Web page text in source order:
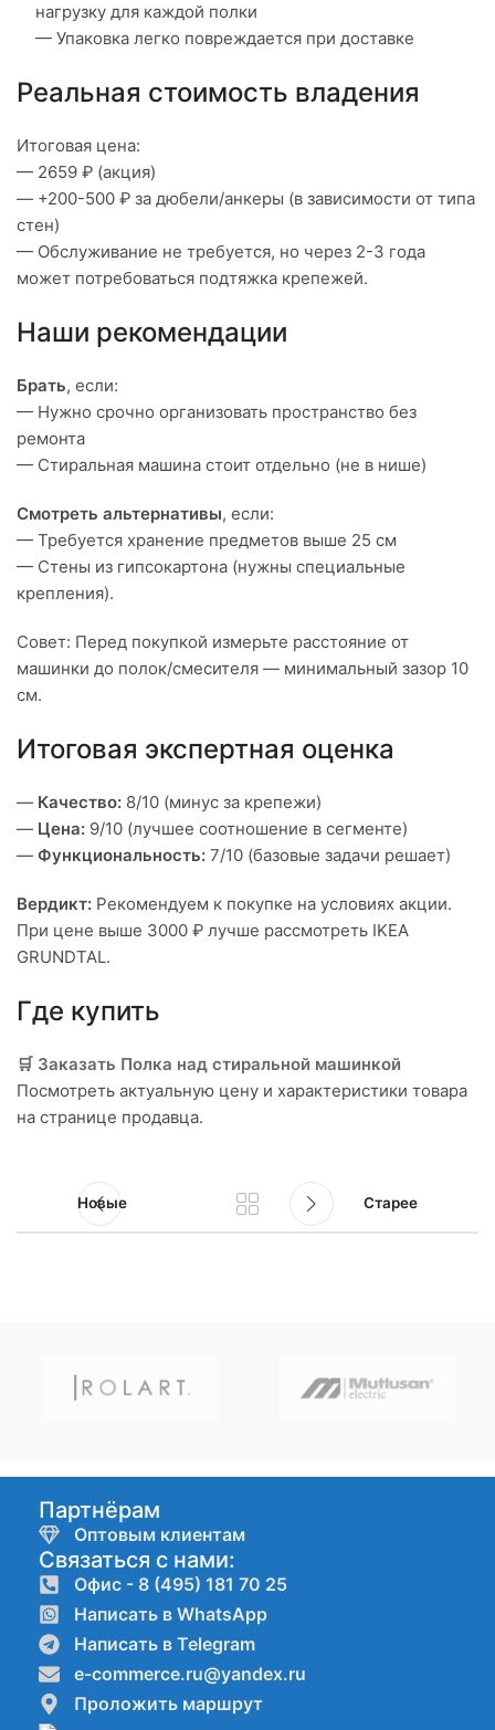
нагрузку для каждой полки
— Упаковка легко повреждается при доставке
Реальная стоимость владения
Итоговая цена:
— 2659 ₽ (акция)
— +200-500 ₽ за дюбели/анкеры (в зависимости от типа
стен)
— Обслуживание не требуется, но через 2-3 года
может потребоваться подтяжка крепежей.
Наши рекомендации
Брать, если:
— Нужно срочно организовать пространство без
ремонта
— Стиральная машина стоит отдельно (не в нише)
Смотреть альтернативы, если:
— Требуется хранение предметов выше 25 см
— Стены из гипсокартона (нужны специальные
крепления).
Совет: Перед покупкой измерьте расстояние от
машинки до полок/смесителя — минимальный зазор 10
см.
Итоговая экспертная оценка
— Качество: 8/10 (минус за крепежи)
— Цена: 9/10 (лучшее соотношение в сегменте)
— Функциональность: 7/10 (базовые задачи решает)
Вердикт: Рекомендуем к покупке на условиях акции.
При цене выше 3000 ₽ лучше рассмотреть IKEA
GRUNDTAL.
Где купить
🛒 Заказать Полка над стиральной машинкой
Посмотреть актуальную цену и характеристики товара
на странице продавца.
Новые Старее
Партнёрам
Оптовым клиентам
Связаться с нами:
Офис - 8 (495) 181 70 25
Написать в WhatsApp
Написать в Telegram
e-commerce.ru@yandex.ru
Проложить маршрут